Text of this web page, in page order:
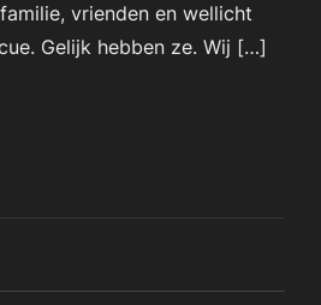
vrienden en wellicht
Gelijk hebben ze. Wij […]